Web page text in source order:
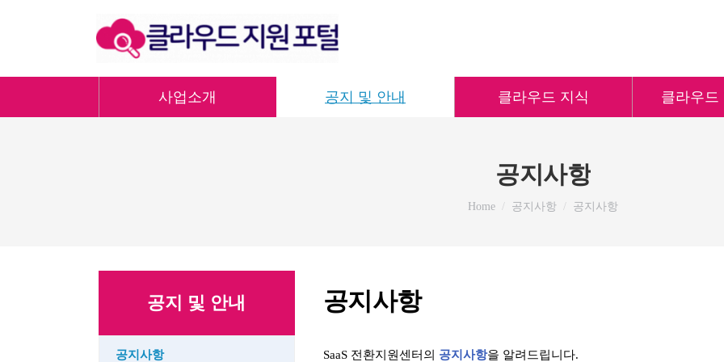
사업소개 공지 및 안내 클라우드 지식 클라우드
공지사항
You are here:
Home 공지사항 공지사항
공지사항
SaaS 전환지원센터의 공지사항을 알려드립니다.
공지 및 안내
공지사항